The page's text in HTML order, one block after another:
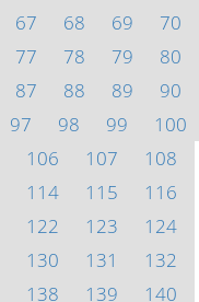
67 68 69
70
77 78 79
80
87 88 89
90
97 98 99
100
106 107
108
114 115
116
122 123
124
130 131
132
138 139
140